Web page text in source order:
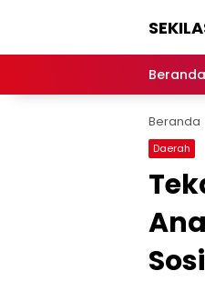
Terkini,
Latest
World,
Headlines,
News
Beranda
Beranda
Daerah